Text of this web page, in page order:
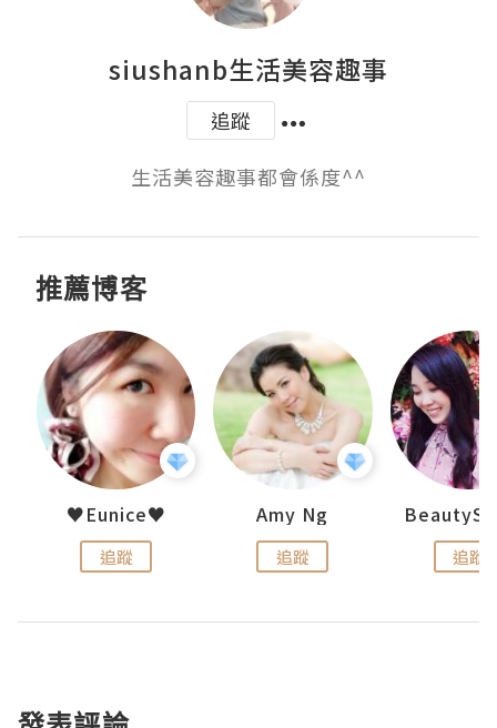
siushanb生活美容趣事
追蹤
生活美容趣事都會係度^^
推薦博客
♥Eunice♥
追蹤
Amy Ng
追蹤 追蹤